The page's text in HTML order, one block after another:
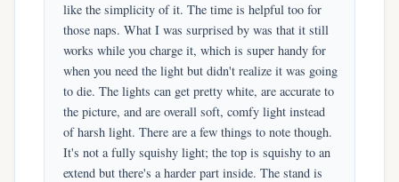
like the simplicity of it. The time is helpful too for
those naps. What I was surprised by was that it still
works while you charge it, which is super handy for
when you need the light but didn't realize it was going
to die. The lights can get pretty white, are accurate to
the picture, and are overall soft, comfy light instead
of harsh light. There are a few things to note though.
It's not a fully squishy light; the top is squishy to an
extend but there's a harder part inside. The stand is